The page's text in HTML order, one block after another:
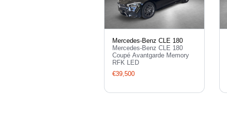
Mercedes-Benz CLE 180
Mercedes-Benz CLE 180
Coupé Avantgarde Memory
RFK LED
€39,500